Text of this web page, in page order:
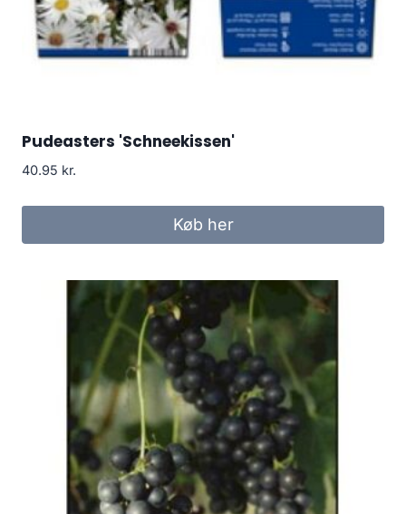
Pudeasters 'Schneekissen'
40.95 kr.
Køb her